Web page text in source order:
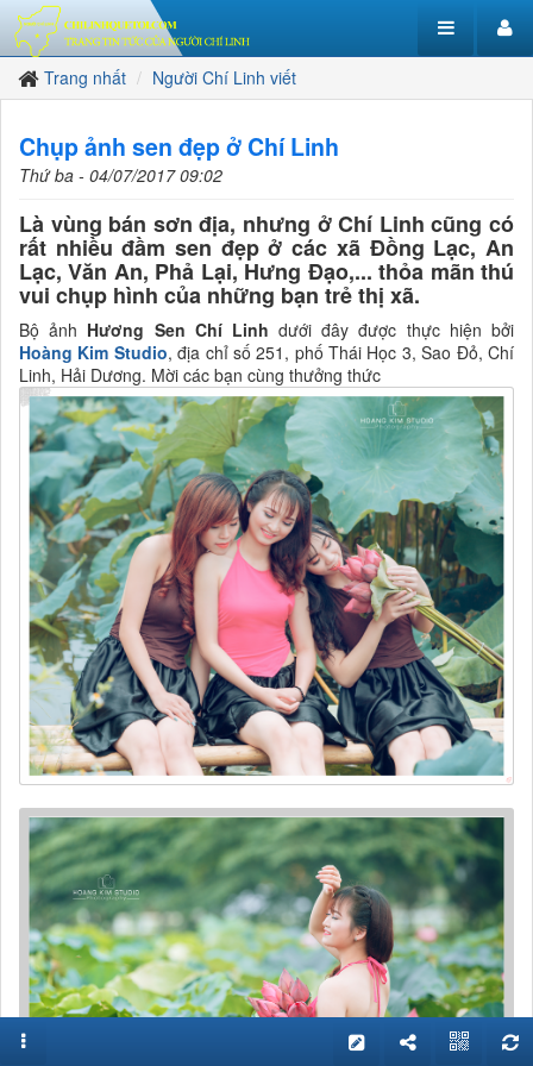
Trang nhất Người Chí Linh viết
Chụp ảnh sen đẹp ở Chí Linh
Thứ ba - 04/07/2017 09:02
Là vùng bán sơn địa, nhưng ở Chí Linh cũng có
rất nhiều đầm sen đẹp ở các xã Đồng Lạc, An
Lạc, Văn An, Phả Lại, Hưng Đạo,... thỏa mãn thú
vui chụp hình của những bạn trẻ thị xã.
Bộ ảnh Hương Sen Chí Linh dưới đây được thực hiện bởi
Hoàng Kim Studio, địa chỉ số 251, phố Thái Học 3, Sao Đỏ, Chí
Linh, Hải Dương. Mời các bạn cùng thưởng thức